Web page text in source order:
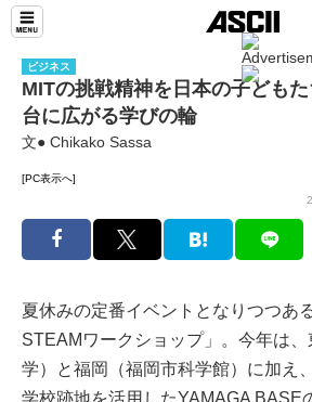
ビジネス
MITの挑戦精神を日本の子ども
台に広がる学びの輪
文● Chikako Sassa
[PC表示へ]
夏休みの定番イベントとなりつつあ
STEAMワークショップ」。今年は
学）と福岡（福岡市科学館）に加え
学校跡地を活用したYAMAGA BASE